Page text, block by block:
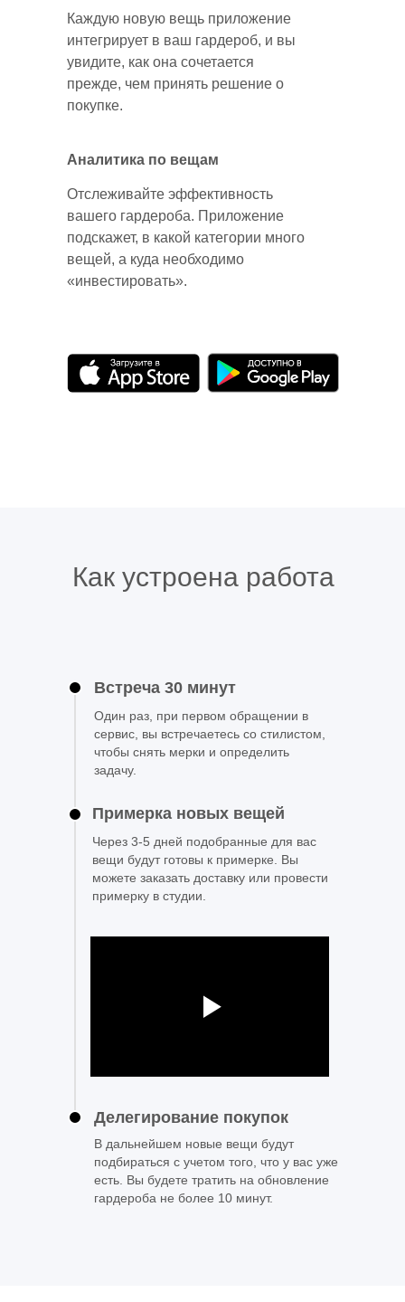
Каждую новую вещь приложение
интегрирует в ваш гардероб, и вы
увидите, как она сочетается
прежде, чем принять решение о
покупке.
Аналитика по вещам
Отслеживайте эффективность
вашего гардероба. Приложение
подскажет, в какой категории много
вещей, а куда необходимо
«инвестировать».
Примерка новых вещей
Через 3-5 дней подобранные для вас
вещи будут готовы к примерке. Вы
можете заказать доставку или провести
примерку в студии.
Один раз, при первом обращении в
сервис, вы встречаетесь со стилистом,
чтобы снять мерки и определить
задачу.
Встреча 30 минут
В дальнейшем новые вещи будут
подбираться с учетом того, что у вас уже
есть. Вы будете тратить на обновление
гардероба не более 10 минут.
Делегирование покупок
Как устроена работа